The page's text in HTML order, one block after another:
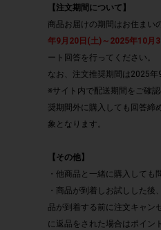
【注文期間について】
商品お届けの期間はお住まい
年9月20日(土)～2025年10月
ート回答を行ってください。
なお、注文推奨期間は2025年
※サイト内で配送期間をご確
奨期間外に購入しても回答締
象となります。
【その他】
・他商品と一緒に購入しても
・商品が到着しお試しした後
品が到着する前に注文キャン
に返品をされた場合はポイン